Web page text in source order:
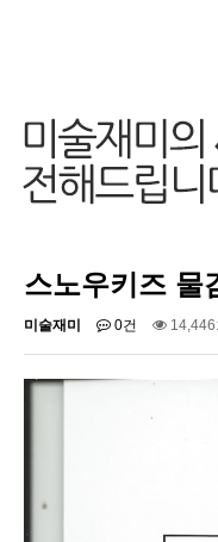
스노우키즈 물
미술재미 0건 14,446